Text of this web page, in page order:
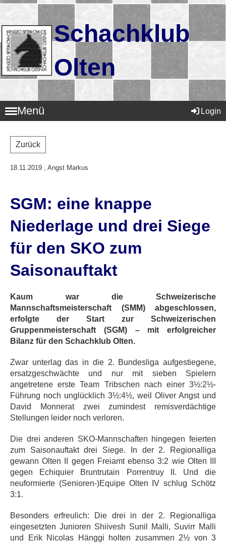
Schachklub
Olten
Menü Login
Zurück
18.11.2019 , Angst Markus
SGM: eine knappe
Niederlage und drei Siege
für den SKO zum
Saisonauftakt
Kaum war die Schweizerische
Mannschaftsmeisterschaft (SMM) abgeschlossen,
erfolgte der Start zur Schweizerischen
Gruppenmeisterschaft (SGM) – mit erfolgreicher
Bilanz für den Schachklub Olten.
Zwar unterlag das in die 2. Bundesliga aufgestiegene,
ersatzgeschwächte und nur mit sieben Spielern
angetretene erste Team Tribschen nach einer 3½:2½-
Führung noch unglücklich 3½:4½, weil Oliver Angst und
David Monnerat zwei zumindest remisverdächtige
Stellungen leider noch verloren.
Die drei anderen SKO-Mannschaften hingegen feierten
zum Saisonauftakt drei Siege. In der 2. Regionalliga
gewann Olten II gegen Freiamt ebenso 3:2 wie Olten III
gegen Echiquier Bruntrutain Porrentruy II. Und die
neuformierte (Senioren-)Equipe Olten IV schlug Schötz
3:1.
Besonders erfreulich: Die drei in der 2. Regionalliga
eingesetzten Junioren Shiivesh Sunil Malli, Suvirr Malli
und Erik Nicolas Hänggi holten zusammen 2½ von 3